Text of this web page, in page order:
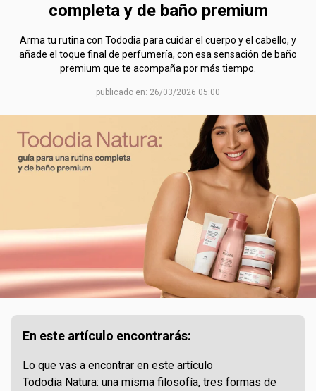
completa y de baño premium
Arma tu rutina con Tododia para cuidar el cuerpo y el cabello, y
añade el toque final de perfumería, con esa sensación de baño
premium que te acompaña por más tiempo.
publicado en: 26/03/2026 05:00
En este artículo encontrarás:
Lo que vas a encontrar en este artículo
Tododia Natura: una misma filosofía, tres formas de